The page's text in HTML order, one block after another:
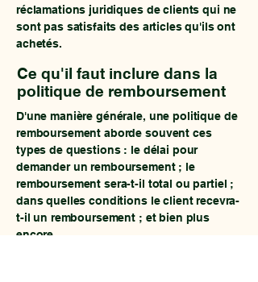
réclamations juridiques de clients qui ne
sont pas satisfaits des articles qu'ils ont
achetés.
Ce qu'il faut inclure dans la
politique de remboursement
D'une manière générale, une politique de
remboursement aborde souvent ces
types de questions : le délai pour
demander un remboursement ; le
remboursement sera-t-il total ou partiel ;
dans quelles conditions le client recevra-
t-il un remboursement ; et bien plus
encore.